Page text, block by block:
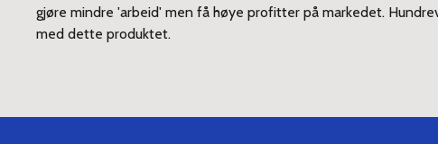
gjøre mindre 'arbeid' men få høye profitter på markedet.
med dette produktet.